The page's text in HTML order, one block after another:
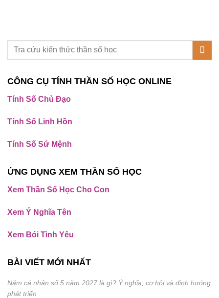
CÔNG CỤ TÍNH THẦN SỐ HỌC ONLINE
Tính Số Chủ Đạo
Tính Số Linh Hồn
Tính Số Sứ Mệnh
ỨNG DỤNG XEM THẦN SỐ HỌC
Xem Thần Số Học Cho Con
Xem Ý Nghĩa Tên
Xem Bói Tình Yêu
BÀI VIẾT MỚI NHẤT
Năm cá nhân số 5 năm 2027 là gì? Ý nghĩa, cơ hội và định hướng
phát triển